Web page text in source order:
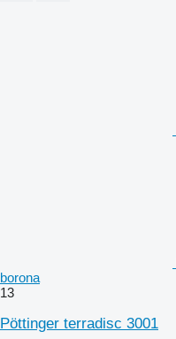
borona
13
Pöttinger terradisc 3001